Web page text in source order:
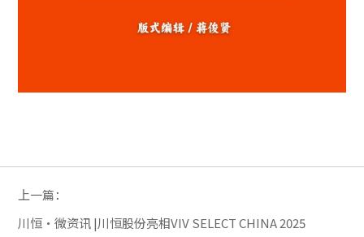
上一篇：
川恒·微资讯 |川恒股份亮相VIV SELECT CHINA 2025